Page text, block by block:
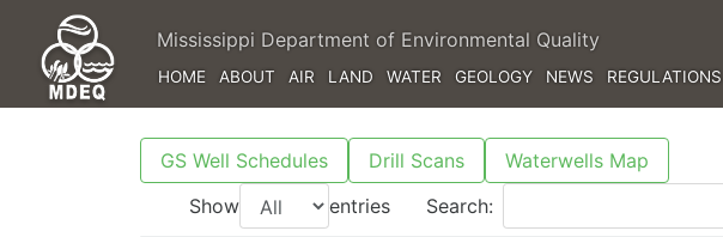
Mississippi Department of Environmental Quality
HOME ABOUT AIR LAND WATER GEOLOGY NEWS REGULATIONS
GS Well Schedules Drill Scans
Waterwells Map
Show
entries Search: